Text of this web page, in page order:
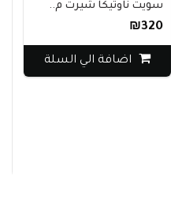
ناوتيكا شيرت م..
اضافة الي السلة